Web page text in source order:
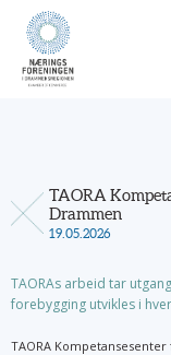
TAORA
Drammen
19.05.2026
TAORAs arbeid tar
forebygging utvikles i
TAORA